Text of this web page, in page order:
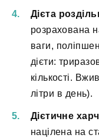
Дієта
розрахована
ваги,
дієти:
кількості.
літри в день).
Дієтичне
націлена на